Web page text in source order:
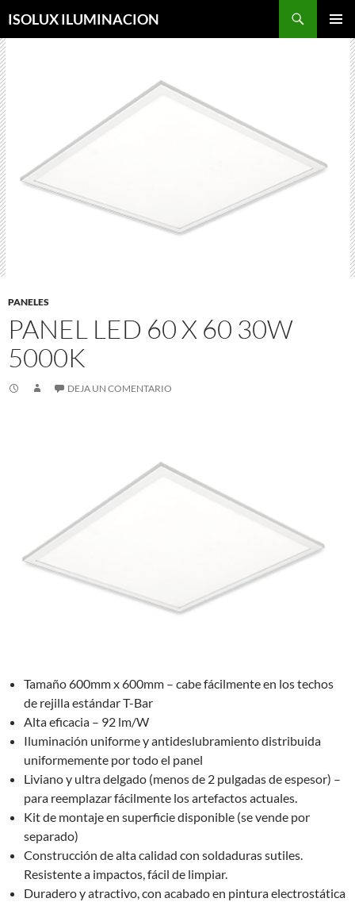
contenido
ISOLUX ILUMINACION
PANELES
PANEL LED 60 X 60 30W
5000K
DEJA UN COMENTARIO
Tamaño 600mm x 600mm – cabe fácilmente en los techos
de rejilla estándar T-Bar
Alta eficacia – 92 lm/W
Iluminación uniforme y antideslubramiento distribuida
uniformemente por todo el panel
Liviano y ultra delgado (menos de 2 pulgadas de espesor) –
para reemplazar fácilmente los artefactos actuales.
Kit de montaje en superficie disponible (se vende por
separado)
Construcción de alta calidad con soldaduras sutiles.
Resistente a impactos, fácil de limpiar.
Duradero y atractivo, con acabado en pintura electrostática